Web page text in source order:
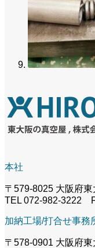
本社
〒579-8025 大阪
TEL 072-982-3222
加納工場/打合せ事務
〒578-0901 大阪府